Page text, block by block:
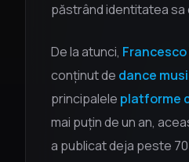
păstrând identitatea sa
De la atunci,
conținut de dance
principalele platforme
mai puțin de un an,
a publicat deja peste 70